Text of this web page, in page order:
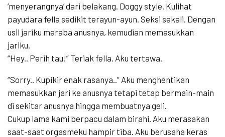
‘menyerangnya’ dari belakang. Doggy style. Kulihat
payudara fella sedikit terayun-ayun. Seksi sekali. Dengan
usil jariku meraba anusnya, kemudian memasukkan
jariku.
“Hey.. Perih tau!” Teriak fella. Aku tertawa.
“Sorry.. Kupikir enak rasanya..” Aku menghentikan
memasukkan jari ke anusnya tetapi tetap bermain-main
di sekitar anusnya hingga membuatnya geli.
Cukup lama kami berpacu dalam birahi. Aku merasakan
saat-saat orgasmeku hampir tiba. Aku berusaha keras